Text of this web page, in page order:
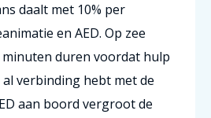
daalt met 10% per
en AED. Op zee
duren voordat hulp
verbinding hebt met de
aan boord vergroot de